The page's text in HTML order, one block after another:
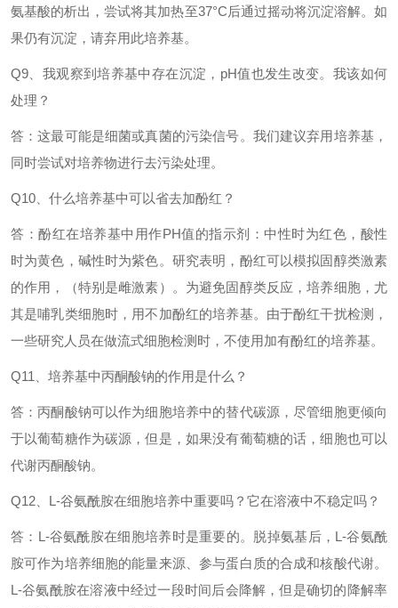
氨基酸的析出，尝试将其加热至37°C后通过摇动将沉淀溶解。如
果仍有沉淀，请弃用此培养基。
Q9、我观察到培养基中存在沉淀，pH值也发生改变。我该如何
处理？
答：这最可能是细菌或真菌的污染信号。我们建议弃用培养基，
同时尝试对培养物进行去污染处理。
Q10、什么培养基中可以省去加酚红？
答：酚红在培养基中用作PH值的指示剂：中性时为红色，酸性
时为黄色，碱性时为紫色。研究表明，酚红可以模拟固醇类激素
的作用，（特别是雌激素）。为避免固醇类反应，培养细胞，尤
其是哺乳类细胞时，用不加酚红的培养基。由于酚红干扰检测，
一些研究人员在做流式细胞检测时，不使用加有酚红的培养基。
Q11、培养基中丙酮酸钠的作用是什么？
答：丙酮酸钠可以作为细胞培养中的替代碳源，尽管细胞更倾向
于以葡萄糖作为碳源，但是，如果没有葡萄糖的话，细胞也可以
代谢丙酮酸钠。
Q12、L-谷氨酰胺在细胞培养中重要吗？它在溶液中不稳定吗？
答： L-谷氨酰胺在细胞培养时是重要的。脱掉氨基后，L-谷氨酰
胺可作为培养细胞的能量来源、参与蛋白质的合成和核酸代谢。
L-谷氨酰胺在溶液中经过一段时间后会降解，但是确切的降解率